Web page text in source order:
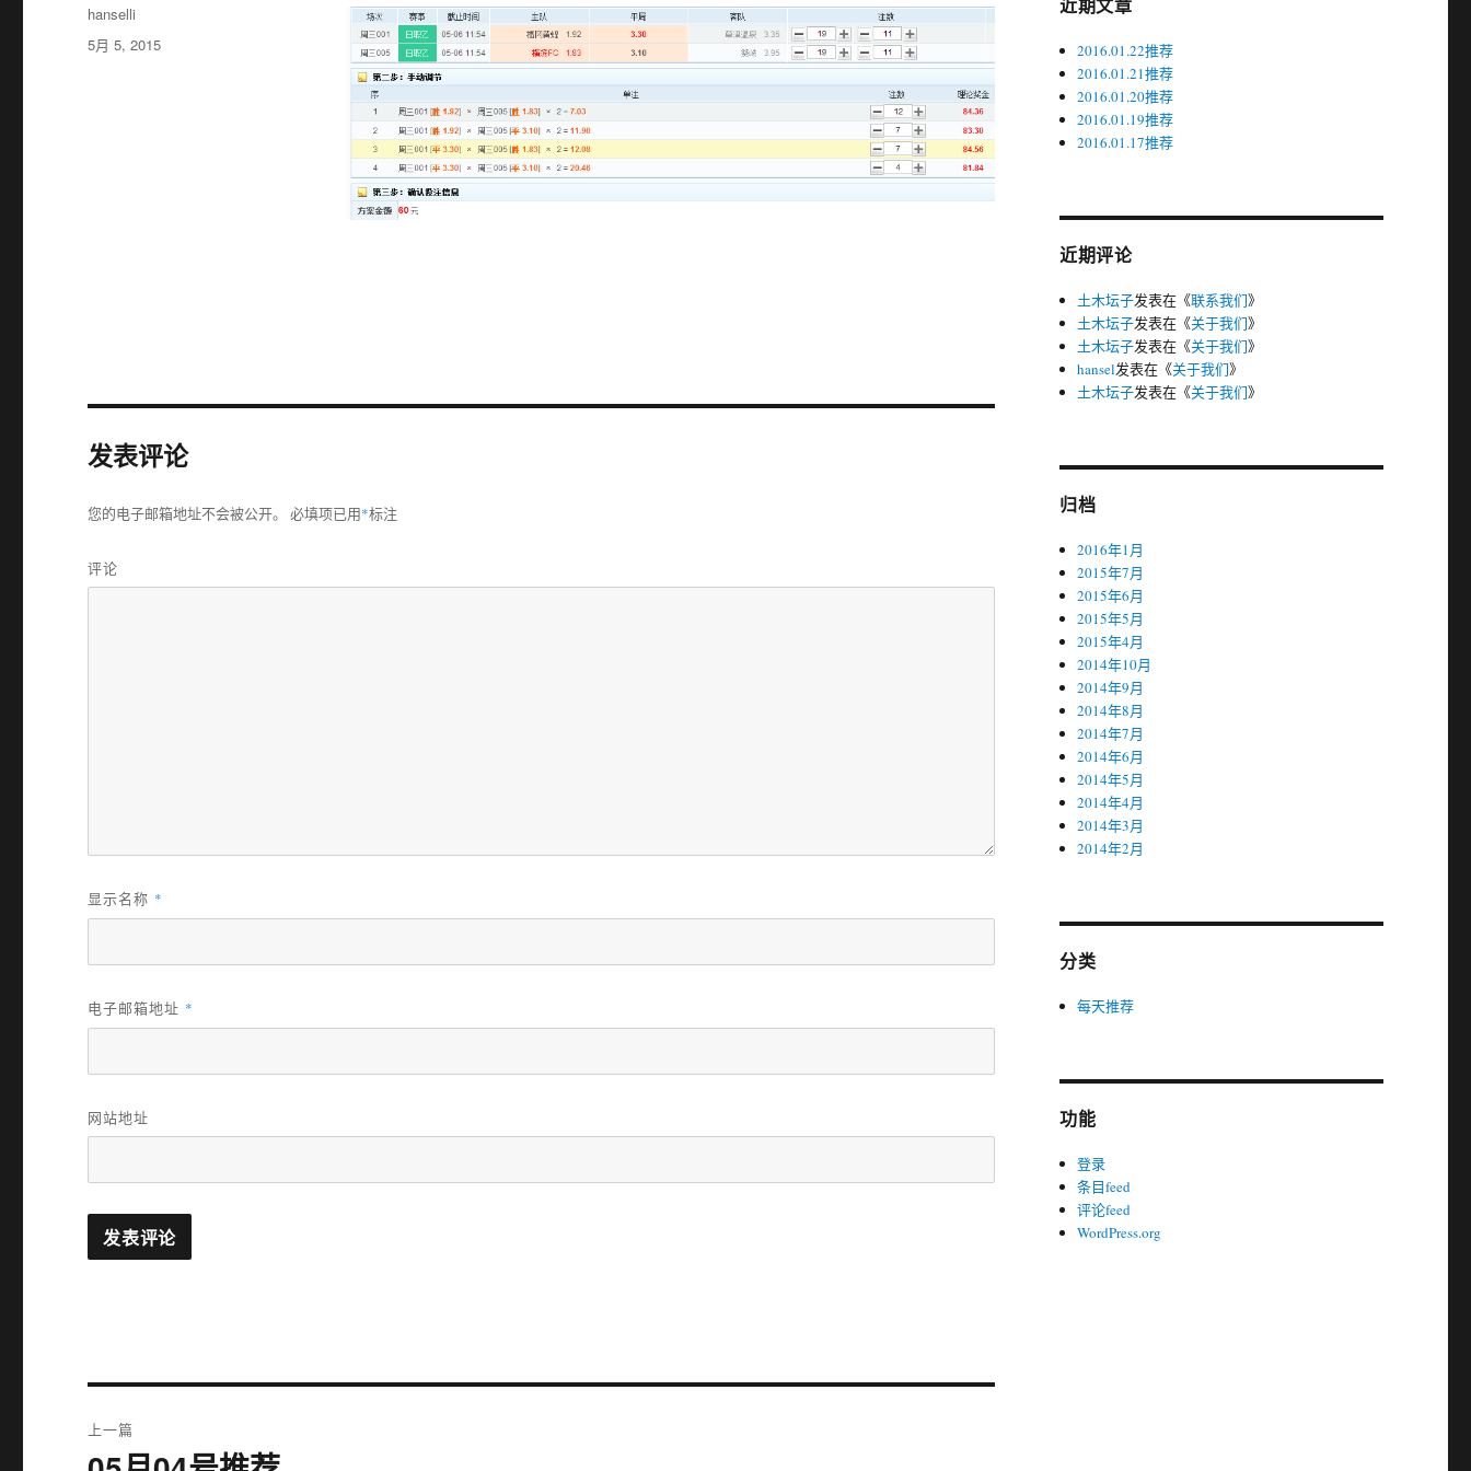
作
者
hanselli
发
5月 5, 2015
发表评论
您的电子邮箱地址不会被公开。 必填项已用*标注
评论
显示名称 *
电子邮箱地址 *
网站地址
章
上一篇
上
2016.01.22推荐
2016.01.21推荐
2016.01.20推荐
2016.01.19推荐
2016.01.17推荐
近期评论
土木坛子发表在《联系我们》
土木坛子发表在《关于我们》
土木坛子发表在《关于我们》
hansel发表在《关于我们》
土木坛子发表在《关于我们》
归档
2016年1月
2015年7月
2015年6月
2015年5月
2015年4月
2014年10月
2014年9月
2014年8月
2014年7月
2014年6月
2014年5月
2014年4月
2014年3月
2014年2月
分类
每天推荐
功能
登录
条目feed
评论feed
WordPress.org